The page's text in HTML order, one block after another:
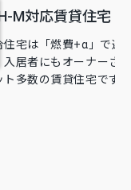
M対応賃貸住宅
住宅は「燃費+α」で選
入居者にもオーナーさ
ト多数の賃貸住宅です。